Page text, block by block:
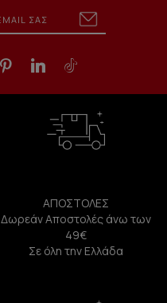
ΑΠΟΣΤΟΛΕΣ
Δωρεάν Αποστολές άνω των
49€
Σε όλη την Ελλάδα